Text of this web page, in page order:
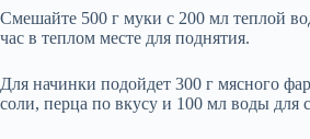
Смешайте 500 г муки с 200 мл теплой
час в теплом месте для поднятия.
Для начинки подойдет 300 г мясного
соли, перца по вкусу и 100 мл воды для